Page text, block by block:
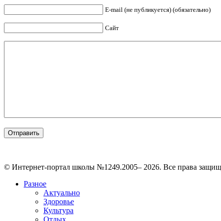
E-mail (не публикуется) (обязательно)
Сайт
© Интернет-портал школы №1249.2005– 2026. Все права
Разное
Актуально
Здоровье
Культура
Отдых